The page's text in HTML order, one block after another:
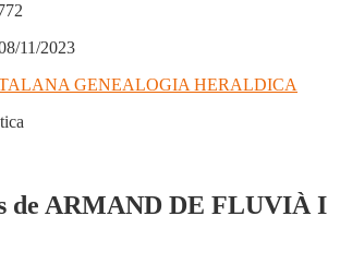
11/2023
GENEALOGIA HERALDICA
de ARMAND DE FLUVIÀ I